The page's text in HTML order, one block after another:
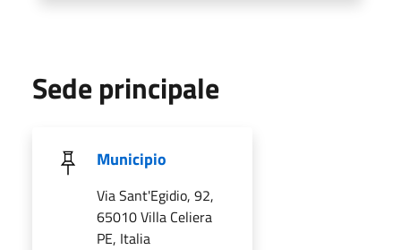
Sede principale
Municipio
Via Sant'Egidio, 92,
65010 Villa Celiera
PE, Italia